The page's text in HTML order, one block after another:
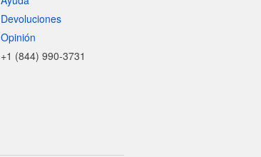
Devoluciones
Opinión
+1 (844) 990-3731